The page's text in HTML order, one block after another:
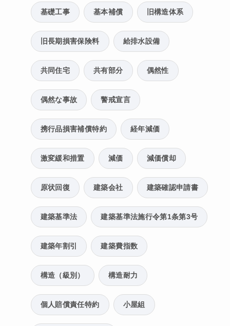
基礎工事 基本補償 旧構造体系
旧長期損害保険料 給排水設備
共同住宅 共有部分 偶然性
偶然な事故 警戒宣言
携行品損害補償特約 経年減価
激変緩和措置 減価 減価償却
原状回復 建築会社 建築確認申請書
建築基準法 建築基準法施行令第1条第3号
建築年割引 建築費指数
構造（級別） 構造耐力
個人賠償責任特約 小屋組